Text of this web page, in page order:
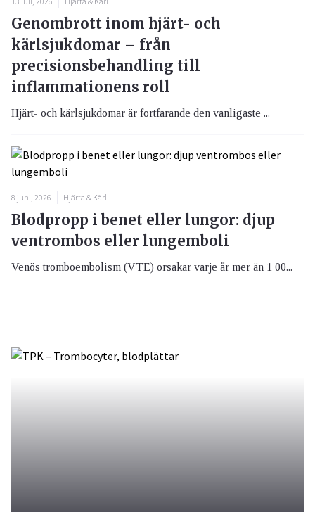
Genombrott inom hjärt- och
kärlsjukdomar – från
precisionsbehandling till
inflammationens roll
Hjärt- och kärlsjukdomar är fortfarande den vanligaste ...
8 juni, 2026 Hjärta & Kärl
Blodpropp i benet eller lungor: djup
ventrombos eller lungemboli
Venös tromboembolism (VTE) orsakar varje år mer än 1 00...